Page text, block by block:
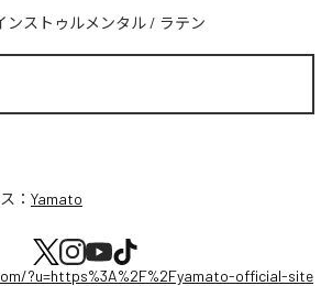
ンストゥルメンタル / ラテン
： Yamato
?u=https%3A%2F%2Fyamato-official-site